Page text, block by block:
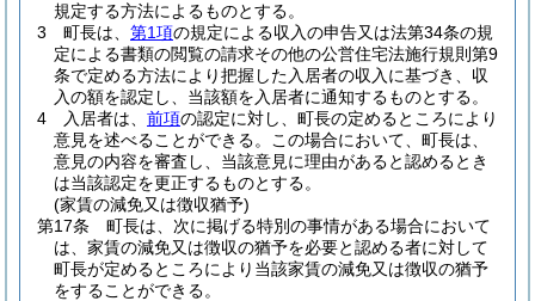
規定する方法によるものとする。
3
町長は、 第1項の規定による収入の申告又は法第34条の規
定による書類の閲覧の請求その他の公営住宅法施行規則第9
条で定める方法により把握した入居者の収入に基づき、収
入の額を認定し、当該額を入居者に通知するものとする。
4
入居者は、 前項の認定に対し、町長の定めるところにより
意見を述べることができる。
この場合において、町長は、
意見の内容を審査し、当該意見に理由があると認めるとき
は当該認定を更正するものとする。
(家賃の減免又は徴収猶予)
第17条
町長は、次に掲げる特別の事情がある場合において
は、家賃の減免又は徴収の猶予を必要と認める者に対して
町長が定めるところにより当該家賃の減免又は徴収の猶予
をすることができる。